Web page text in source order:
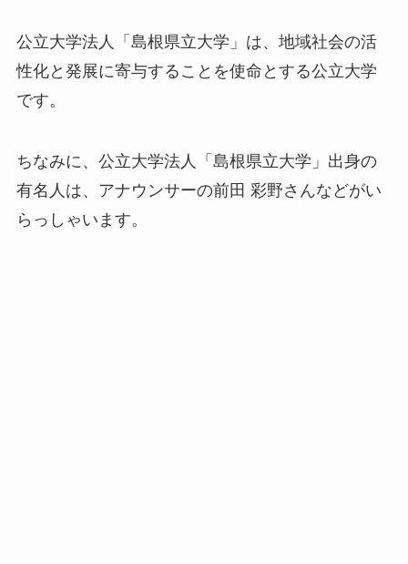
公立大学法人「島根県立大学」は、地域社会の活
性化と発展に寄与することを使命とする公立大学
です。
ちなみに、公立大学法人「島根県立大学」出身の
有名人は、アナウンサーの前田 彩野さんなどがい
らっしゃいます。